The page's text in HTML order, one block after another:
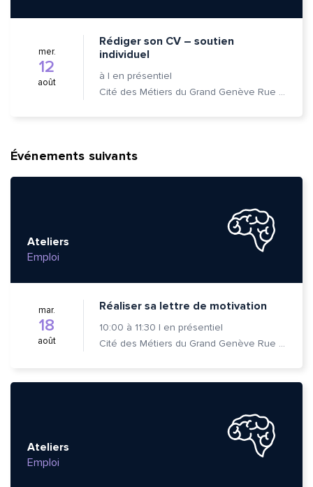
mer.
12
août
Rédiger son CV – soutien
individuel
à | en présentiel
Cité des Métiers du Grand Genève Rue Prévost-Martin 6 1205 Genève
Événements suivants
Ateliers
Emploi
mar.
18
août
Réaliser sa lettre de motivation
10:00 à 11:30 | en présentiel
Cité des Métiers du Grand Genève Rue Prévost-Martin 6 1205 Genève
Ateliers
Emploi